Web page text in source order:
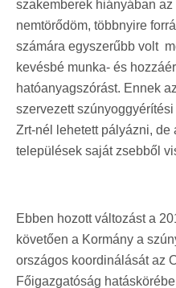
szakemberek hiányában
nemtörődöm, többnyire
számára egyszerűbb volt
kevésbé munka- és
hatóanyagszórást. Ennek
szervezett
Zrt-nél lehetett pályázni, de
települések saját zsebből
Ebben hozott változást a
követően a Kormány a
országos koordinálását az
Főigazgatóság